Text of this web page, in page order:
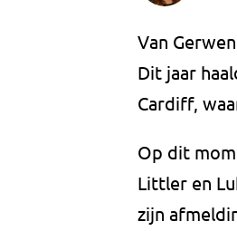
Van
Dit jaar
Cardiff,
Op dit
Littler en
zijn